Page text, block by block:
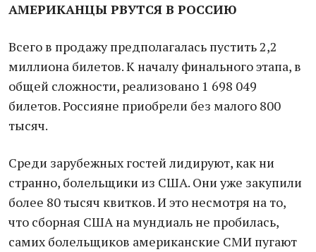
АМЕРИКАНЦЫ РВУТСЯ В РОССИЮ
Всего в продажу предполагалась пустить 2,2
миллиона билетов. К началу финального этапа, в
общей сложности, реализовано 1 698 049
билетов. Россияне приобрели без малого 800
тысяч.
Среди зарубежных гостей лидируют, как ни
странно, болельщики из США. Они уже закупили
более 80 тысяч квитков. И это несмотря на то,
что сборная США на мундиаль не пробилась,
самих болельщиков американские СМИ пугают